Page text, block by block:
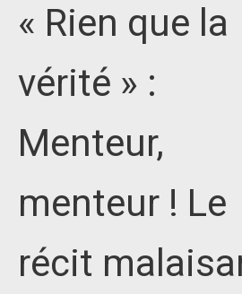
« Rien que la
vérité » :
Menteur,
menteur ! Le
récit